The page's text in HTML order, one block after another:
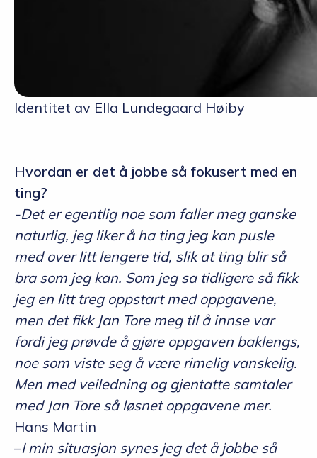
Identitet av Ella Lundegaard Høiby
Hvordan er det å jobbe så fokusert med en
ting?
-Det er egentlig noe som faller meg ganske
naturlig, jeg liker å ha ting jeg kan pusle
med over litt lengere tid, slik at ting blir så
bra som jeg kan. Som jeg sa tidligere så fikk
jeg en litt treg oppstart med oppgavene,
men det fikk Jan Tore meg til å innse var
fordi jeg prøvde å gjøre oppgaven baklengs,
noe som viste seg å være rimelig vanskelig.
Men med veiledning og gjentatte samtaler
med Jan Tore så løsnet oppgavene mer.
Hans Martin
–I min situasjon synes jeg det å jobbe så